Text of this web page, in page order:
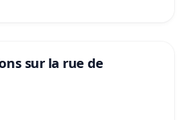
sur la rue de